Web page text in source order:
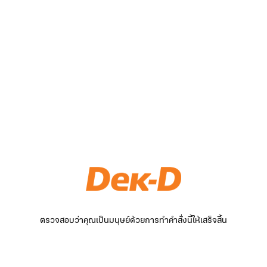
ตรวจสอบว่าคุณเป็นมนุษย์ด้วยการทำคำสั่งนี้ให้เสร็จสิ้น